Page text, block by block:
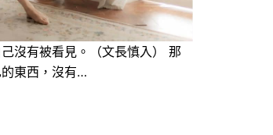
沒有被看見。（文長慎入） 那
東西，沒有…